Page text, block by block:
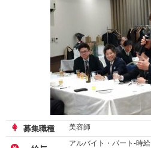
募集職種 美容師
アルバイト・パート-時給